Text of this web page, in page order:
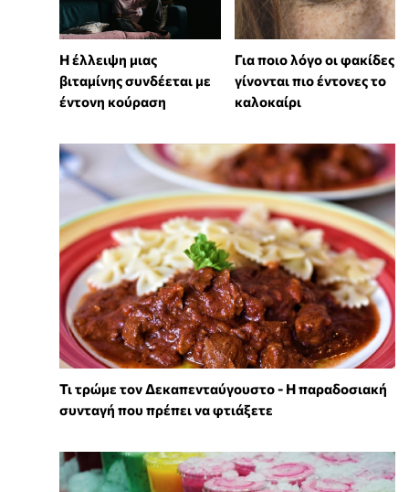
⁠Η έλλειψη μιας
βιταμίνης συνδέεται με
έντονη κούραση
Για ποιο λόγο οι φακίδες
γίνονται πιο έντονες το
καλοκαίρι
Τι τρώμε τον Δεκαπενταύγουστο - Η παραδοσιακή
συνταγή που πρέπει να φτιάξετε